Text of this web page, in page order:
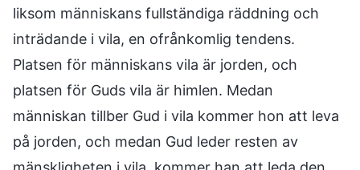
liksom människans fullständiga räddning och
inträdande i vila, en ofrånkomlig tendens.
Platsen för människans vila är jorden, och
platsen för Guds vila är himlen. Medan
människan tillber Gud i vila kommer hon att leva
på jorden, och medan Gud leder resten av